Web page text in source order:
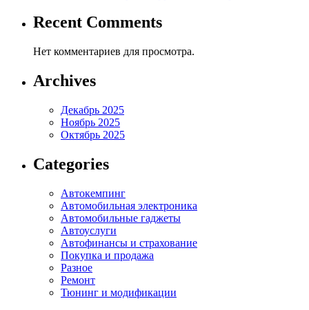
Recent Comments
Нет комментариев для просмотра.
Archives
Декабрь 2025
Ноябрь 2025
Октябрь 2025
Categories
Автокемпинг
Автомобильная электроника
Автомобильные гаджеты
Автоуслуги
Автофинансы и страхование
Покупка и продажа
Разное
Ремонт
Тюнинг и модификации